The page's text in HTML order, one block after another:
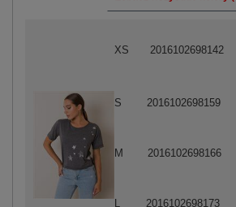
XS 2016102698142
S 2016102698159
M 2016102698166
2016102698173